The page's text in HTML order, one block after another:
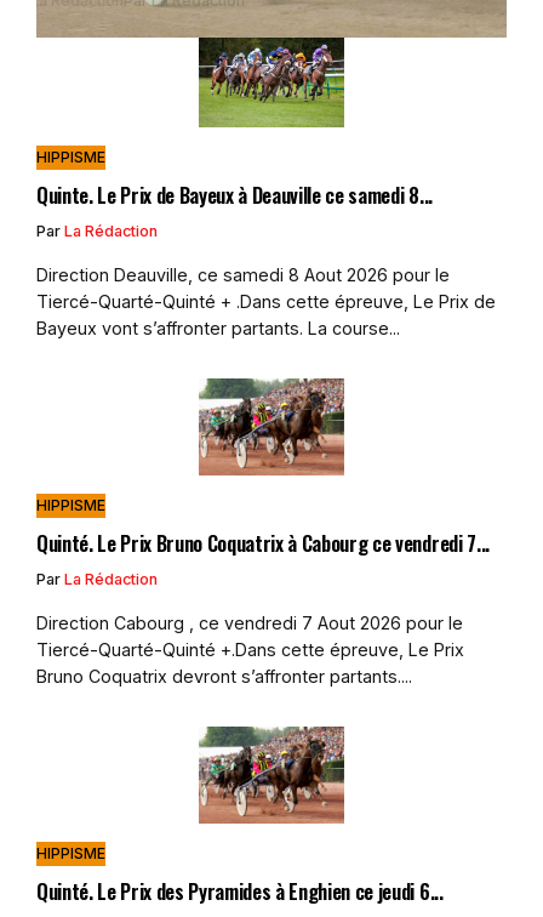
HIPPISME
Quinte. Le Prix de Bayeux à Deauville ce samedi 8...
Par La Rédaction
Direction Deauville, ce samedi 8 Aout 2026 pour le
Tiercé-Quarté-Quinté + .Dans cette épreuve, Le Prix de
Bayeux vont s’affronter partants. La course...
HIPPISME
Quinté. Le Prix Bruno Coquatrix à Cabourg ce vendredi 7...
Par La Rédaction
Direction Cabourg , ce vendredi 7 Aout 2026 pour le
Tiercé-Quarté-Quinté +.Dans cette épreuve, Le Prix
Bruno Coquatrix devront s’affronter partants....
HIPPISME
Quinté. Le Prix des Pyramides à Enghien ce jeudi 6...